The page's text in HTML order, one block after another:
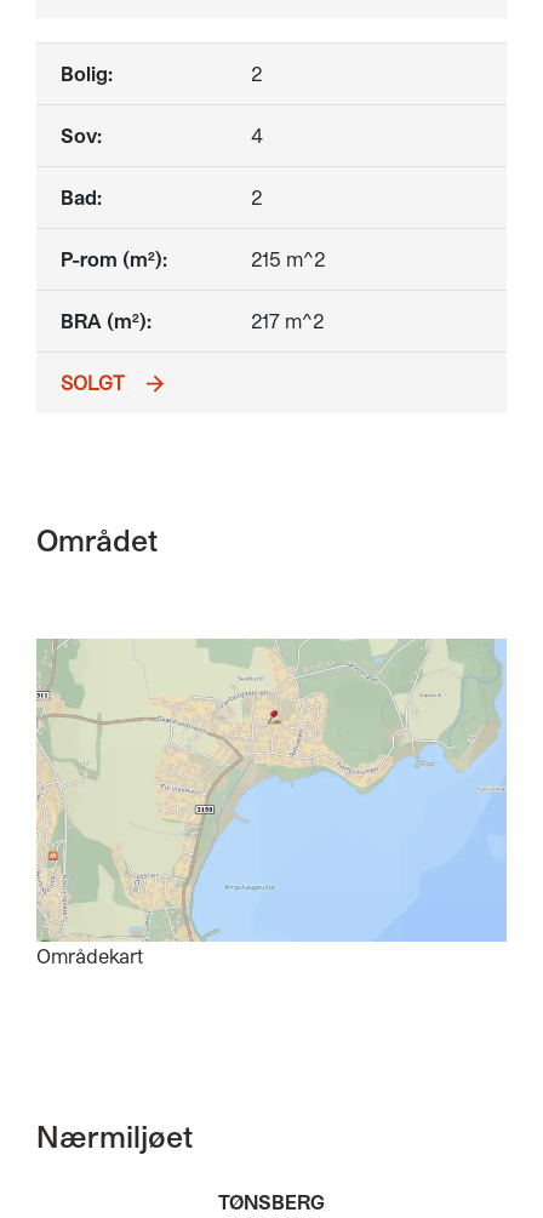
2
4
2
215 m^2
217 m^2
SOLGT
Området
Områdekart
Nærmiljøet
TØNSBERG